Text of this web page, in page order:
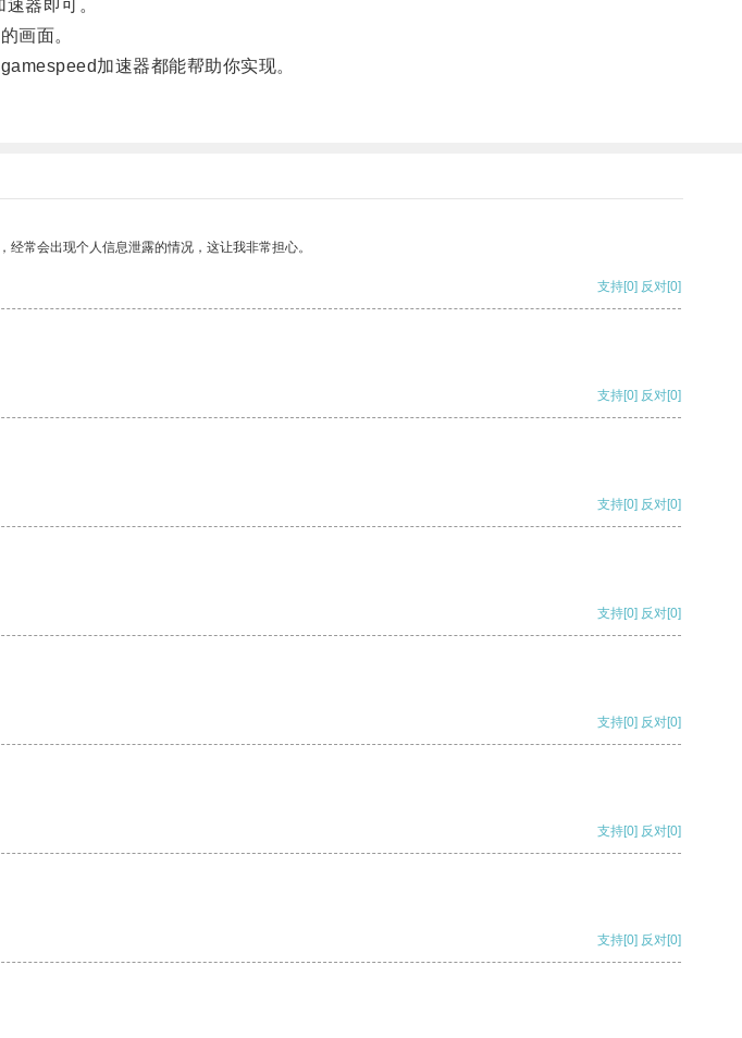
器即可。
画面。
加速器都能帮助你实现。
常会出现个人信息泄露的情况，这让我非常担心。
支持[0] 反对[0]
支持[0] 反对[0]
支持[0] 反对[0]
支持[0] 反对[0]
支持[0] 反对[0]
支持[0] 反对[0]
支持[0] 反对[0]